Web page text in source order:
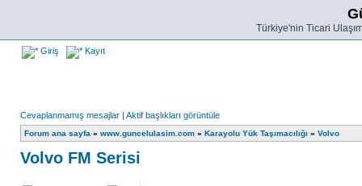
Türkiye'nin Ticari
Giriş Kayıt
Cevaplanmamış mesajlar | Aktif başlıkları görüntüle
Forum ana sayfa » www.guncelulasim.com » Karayolu Yük Taşımacılığı » Volvo
Volvo FM Serisi